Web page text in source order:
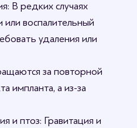
В редких случаях
воспалительный
удаления или
за повторной
импланта, а из-за
и птоз: Гравитация и